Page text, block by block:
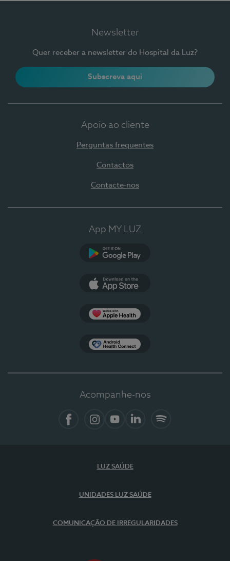
Newsletter
Quer receber a newsletter do Hospital da Luz?
Subscreva aqui
Apoio ao cliente
Perguntas frequentes
Contactos
Contacte-nos
App MY LUZ
Acompanhe-nos
LUZ SAÚDE
UNIDADES LUZ SAÚDE
COMUNICAÇÃO DE IRREGULARIDADES